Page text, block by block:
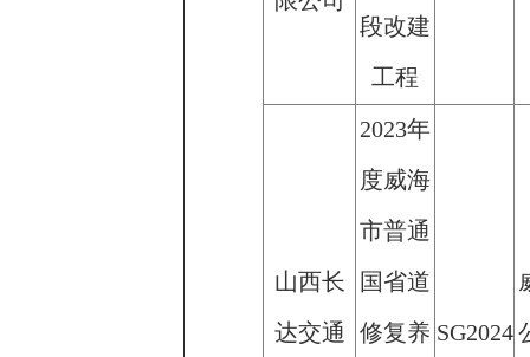
段改建
工程
山西长
达交通
2023年
度威海
市普通
国省道
修复养 SG2024